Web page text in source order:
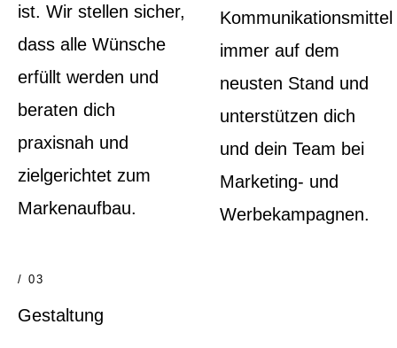
ist. Wir stellen sicher,
dass alle Wünsche
erfüllt werden und
beraten dich
praxisnah und
zielgerichtet zum
Markenaufbau.
/ 03
Gestaltung
Kommunikationsmittel
immer auf dem
neusten Stand und
unterstützen dich
und dein Team bei
Marketing- und
Werbekampagnen.